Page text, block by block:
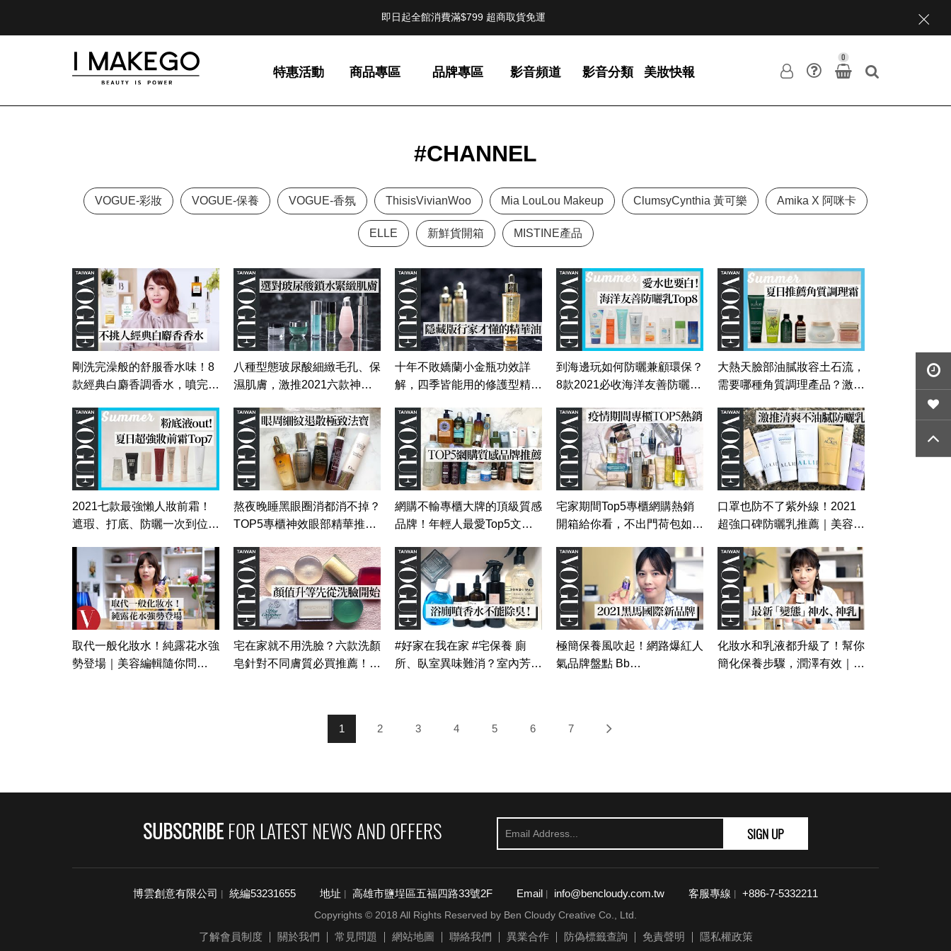
即日起全館消費滿$799 超商取貨免運
0
特惠活動 商品專區 品牌專區 影音頻道 影音分類 美妝快報
#CHANNEL
VOGUE-彩妝 VOGUE-保養 VOGUE-香氛 ThisisVivianWoo Mia LouLou Makeup ClumsyCynthia 黃可樂 Amika X 阿咪卡
ELLE 新鮮貨開箱 MISTINE產品
剛洗完澡般的舒服香水味！8
款經典白麝香調香水，噴完好
問149｜VOGUE Taiwan
八種型態玻尿酸細緻毛孔、保
濕肌膚，激推2021六款神級
148｜Vogue Taiwan
十年不敗嬌蘭小金瓶功效詳
解，四季皆能用的修護型精華
Vogue Taiwan
到海邊玩如何防曬兼顧環保？
8款2021必收海洋友善防曬
Vogue Taiwan
大熱天臉部油膩妝容土石流，
需要哪種角質調理產品？激推
｜美容編輯隨你問145｜
Vogue Taiwan
2021七款最強懶人妝前霜！
遮瑕、打底、防曬一次到位｜
Taiwan
熬夜晚睡黑眼圈消都消不掉？
TOP5專櫃神效眼部精華推薦
Vogue Taiwan
網購不輸專櫃大牌的頂級質感
品牌！年輕人最愛Top5文青
142｜Vogue Taiwan
宅家期間Top5專櫃網購熱銷
開箱給你看，不出門荷包如何
141｜Vogue Taiwan #好家在
我在家 #宅保養
口罩也防不了紫外線！2021
超強口碑防曬乳推薦｜美容編
#好家在我在家
取代一般化妝水！純露花水強
勢登場｜美容編輯隨你問
宅在家就不用洗臉？六款洗顏
皂針對不同膚質必買推薦！｜
#好家在我在家 #宅保養 廁
所、臥室異味難消？室內芳香
極簡保養風吹起！網路爆紅人
氣品牌盤點 Bb
美容編輯隨你問134｜Vogue
化妝水和乳液都升級了！幫你
簡化保養步驟，潤澤有效｜美
1 2 3 4 5 6 7
SUBSCRIBE FOR LATEST NEWS AND OFFERS SIGN UP
博雲創意有限公司 統編53231655 地址 高雄市鹽埕區五福四路33號2F Email info@bencloudy.com.tw 客服專線 +886-7-5332211
Copyrights © 2018 All Rights Reserved by Ben Cloudy Creative Co., Ltd.
了解會員制度 關於我們 常見問題 網站地圖 聯絡我們 異業合作 防偽標籤查詢 免責聲明 隱私權政策